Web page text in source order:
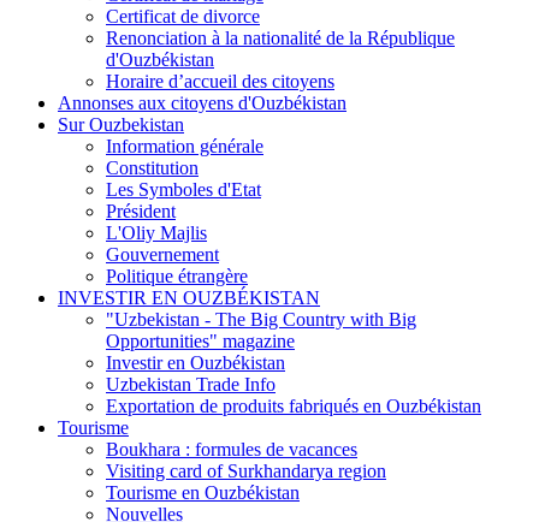
Certificat de divorce
Renonciation à la nationalité de la République
d'Ouzbékistan
Horaire d’accueil des citoyens
Annonses aux citoyens d'Ouzbékistan
Sur Ouzbekistan
Information générale
Constitution
Les Symboles d'Etat
Président
L'Oliy Majlis
Gouvernement
Politique étrangère
INVESTIR EN OUZBÉKISTAN
"Uzbekistan - The Big Country with Big
Opportunities" magazine
Investir en Ouzbékistan
Uzbekistan Trade Info
Exportation de produits fabriqués en Ouzbékistan
Tourisme
Boukhara : formules de vacances
Visiting card of Surkhandarya region
Tourisme en Ouzbékistan
Nouvelles